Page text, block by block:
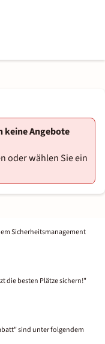
keine Angebote
oder wählen Sie ein
Sicherheitsmanagement
die besten Plätze sichern!"
sind unter folgendem